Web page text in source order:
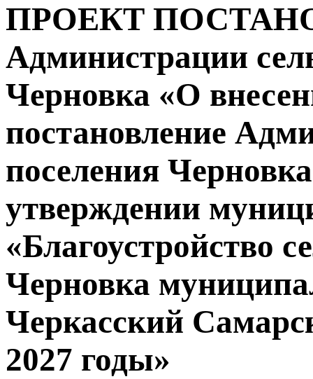
ПРОЕКТ
Администрации
Черновка «О
постановление
поселения
утверждении
«Благоустройство
Черновка
Черкасский
2027 годы»